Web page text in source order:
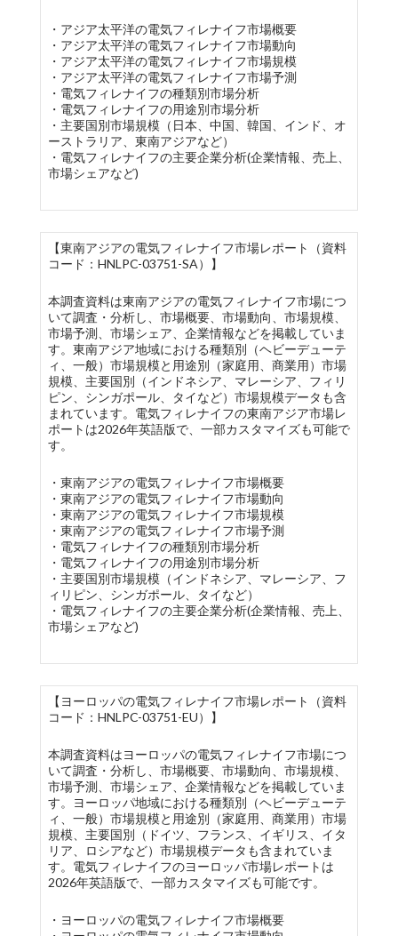
・アジア太平洋の電気フィレナイフ市場概要
・アジア太平洋の電気フィレナイフ市場動向
・アジア太平洋の電気フィレナイフ市場規模
・アジア太平洋の電気フィレナイフ市場予測
・電気フィレナイフの種類別市場分析
・電気フィレナイフの用途別市場分析
・主要国別市場規模（日本、中国、韓国、インド、オ
ーストラリア、東南アジアなど）
・電気フィレナイフの主要企業分析(企業情報、売上、
市場シェアなど)
【東南アジアの電気フィレナイフ市場レポート（資料
コード：HNLPC-03751-SA）】
本調査資料は東南アジアの電気フィレナイフ市場につ
いて調査・分析し、市場概要、市場動向、市場規模、
市場予測、市場シェア、企業情報などを掲載していま
す。東南アジア地域における種類別（ヘビーデューテ
ィ、一般）市場規模と用途別（家庭用、商業用）市場
規模、主要国別（インドネシア、マレーシア、フィリ
ピン、シンガポール、タイなど）市場規模データも含
まれています。電気フィレナイフの東南アジア市場レ
ポートは2026年英語版で、一部カスタマイズも可能で
す。
・東南アジアの電気フィレナイフ市場概要
・東南アジアの電気フィレナイフ市場動向
・東南アジアの電気フィレナイフ市場規模
・東南アジアの電気フィレナイフ市場予測
・電気フィレナイフの種類別市場分析
・電気フィレナイフの用途別市場分析
・主要国別市場規模（インドネシア、マレーシア、フ
ィリピン、シンガポール、タイなど）
・電気フィレナイフの主要企業分析(企業情報、売上、
市場シェアなど)
【ヨーロッパの電気フィレナイフ市場レポート（資料
コード：HNLPC-03751-EU）】
本調査資料はヨーロッパの電気フィレナイフ市場につ
いて調査・分析し、市場概要、市場動向、市場規模、
市場予測、市場シェア、企業情報などを掲載していま
す。ヨーロッパ地域における種類別（ヘビーデューテ
ィ、一般）市場規模と用途別（家庭用、商業用）市場
規模、主要国別（ドイツ、フランス、イギリス、イタ
リア、ロシアなど）市場規模データも含まれていま
す。電気フィレナイフのヨーロッパ市場レポートは
2026年英語版で、一部カスタマイズも可能です。
・ヨーロッパの電気フィレナイフ市場概要